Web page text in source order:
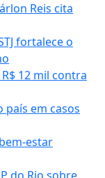
Reis cita
fortalece o
12 mil contra
país em casos
estar